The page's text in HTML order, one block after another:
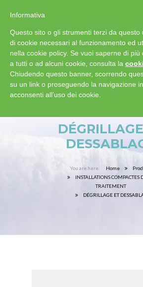
Home
INSTALLATIONS COMPACTES
TRAITEMENT
DÉGRILLAGE ET
Informativa
Questo sito o gli strumenti terzi da questo
di cookie necessari al funzionamento ed
nella cookie policy. Se vuoi saperne di
a tutti o ad alcuni cookie, consulta la
Chiudendo questo banner, scorrendo
su un link o proseguendo la navigazione
acconsenti all’uso dei cookie.